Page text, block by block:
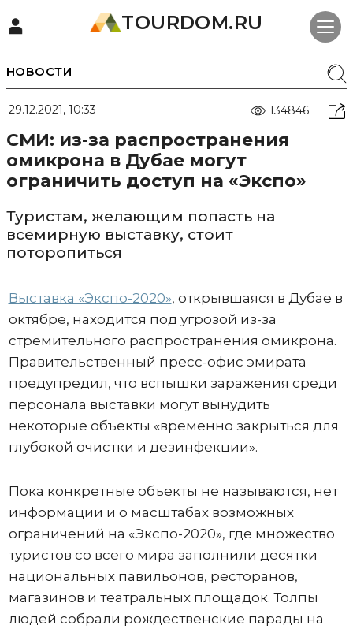
TOURDOM.RU
НОВОСТИ
29.12.2021, 10:33 134846
СМИ: из-за распространения
омикрона в Дубае могут
ограничить доступ на «Экспо»
Туристам, желающим попасть на
всемирную выставку, стоит
поторопиться
Выставка «Экспо-2020», открывшаяся в Дубае в
октябре, находится под угрозой из-за
стремительного распространения омикрона.
Правительственный пресс-офис эмирата
предупредил, что вспышки заражения среди
персонала выставки могут вынудить
некоторые объекты «временно закрыться для
глубокой очистки и дезинфекции».
Пока конкретные объекты не называются, нет
информации и о масштабах возможных
ограничений на «Экспо-2020», где множество
туристов со всего мира заполнили десятки
национальных павильонов, ресторанов,
магазинов и театральных площадок. Толпы
людей собрали рождественские парады на